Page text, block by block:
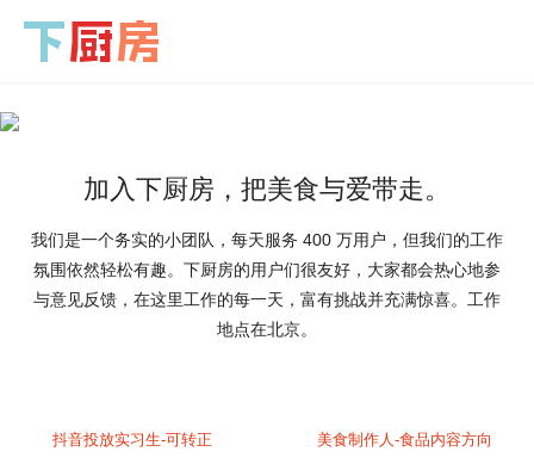
加入下厨房，把美食与爱带走。
我们是一个务实的小团队，每天服务 400 万用户，但我们的工作
氛围依然轻松有趣。下厨房的用户们很友好，大家都会热心地参
与意见反馈，在这里工作的每一天，富有挑战并充满惊喜。工作
地点在北京。
抖音投放实习生-可转正 美食制作人-食品内容方向